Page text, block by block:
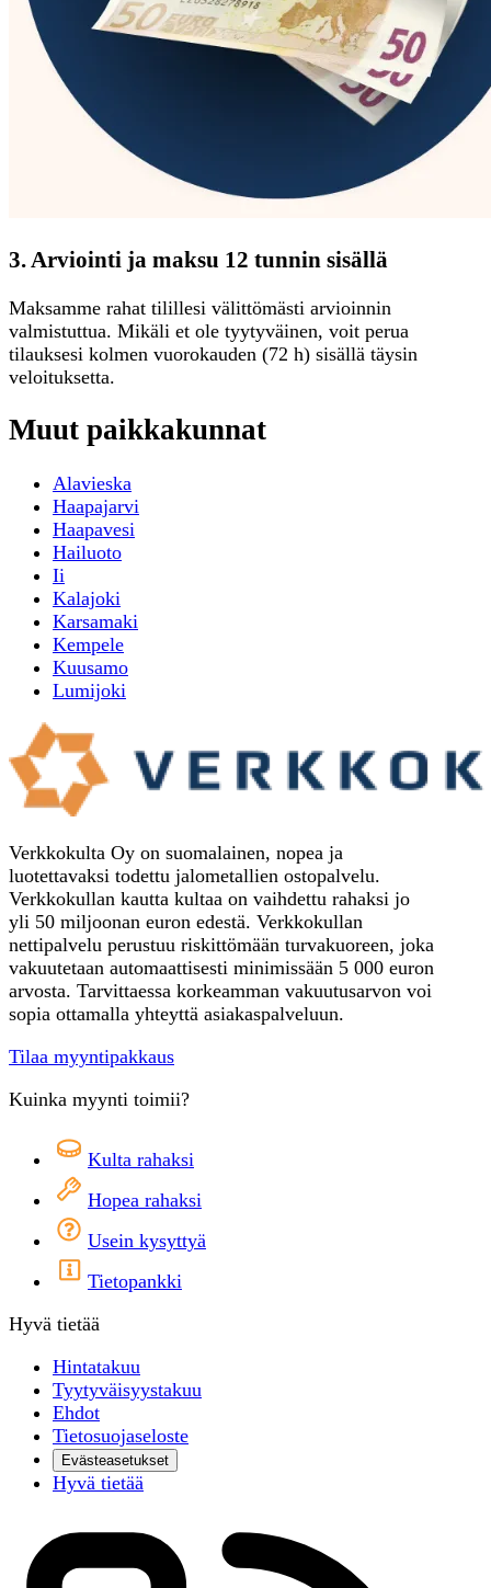
3. Arviointi ja maksu 12 tunnin sisällä
Maksamme rahat tilillesi välittömästi arvioinnin
valmistuttua. Mikäli et ole tyytyväinen, voit perua
tilauksesi kolmen vuorokauden (72 h) sisällä täysin
veloituksetta.
Muut paikkakunnat
Alavieska
Haapajarvi
Haapavesi
Hailuoto
Ii
Kalajoki
Karsamaki
Kempele
Kuusamo
Lumijoki
Verkkokulta Oy on suomalainen, nopea ja
luotettavaksi todettu jalometallien ostopalvelu.
Verkkokullan kautta kultaa on vaihdettu rahaksi jo
yli 50 miljoonan euron edestä. Verkkokullan
nettipalvelu perustuu riskittömään turvakuoreen, joka
vakuutetaan automaattisesti minimissään 5 000 euron
arvosta. Tarvittaessa korkeamman vakuutusarvon voi
sopia ottamalla yhteyttä asiakaspalveluun.
Tilaa myyntipakkaus
Kuinka myynti toimii?
Kulta rahaksi
Hopea rahaksi
Usein kysyttyä
Tietopankki
Hyvä tietää
Hintatakuu
Tyytyväisyystakuu
Ehdot
Tietosuojaseloste
Evästeasetukset
Hyvä tietää